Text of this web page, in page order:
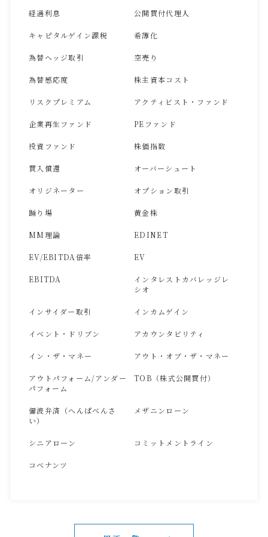
経過利息 公開買付代理人
キャピタルゲイン課税 希薄化
為替ヘッジ取引 空売り
為替感応度 株主資本コスト
リスクプレミアム アクティビスト・ファンド
企業再生ファンド PEファンド
投資ファンド 株価指数
買入償還 オーバーシュート
オリジネーター オプション取引
踊り場 黄金株
MM理論 EDINET
EV/EBITDA倍率 EV
EBITDA
インタレストカバレッジレ
シオ
インサイダー取引 インカムゲイン
イベント・ドリブン アカウンタビリティ
イン・ザ・マネー アウト・オブ・ザ・マネー
アウトパフォーム/アンダー
パフォーム
TOB（株式公開買付）
偏波弁済（へんぱべんさ
い）
メザニンローン
シニアローン コミットメントライン
コベナンツ